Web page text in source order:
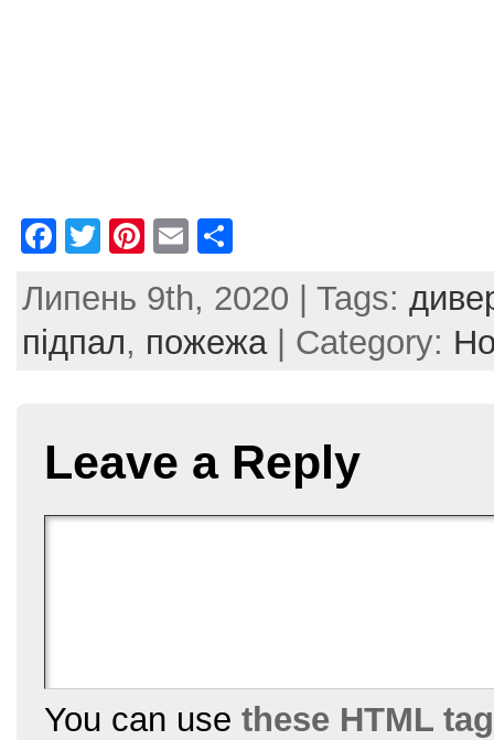
F
c
e
o
k
T
itt
er
Pi
er
e
E
ai
l
ar
e
Липень 9th, 2020 | Tags:
підпал, пожежа| Category:
Leave a Reply
You can use these HTML